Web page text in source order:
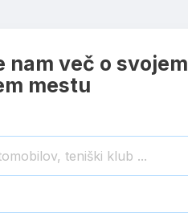
nam več o svojem
mestu